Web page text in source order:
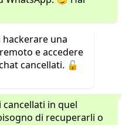
hackerare una
e accedere
cancellati. 🔓
cancellati in quel
di recuperarli o